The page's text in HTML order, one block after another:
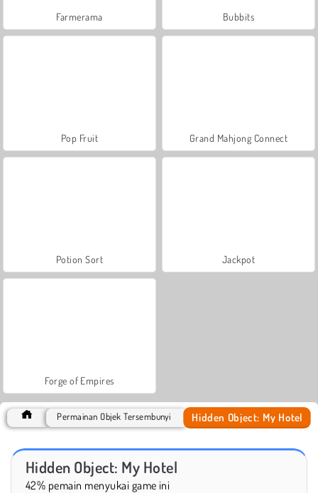
Farmerama Bubbits
Pop Fruit Grand Mahjong Connect
Potion Sort Jackpot
Forge of Empires
Permainan Objek Tersembunyi Hidden Object: My Hotel
Hidden Object: My Hotel
42% pemain menyukai game ini